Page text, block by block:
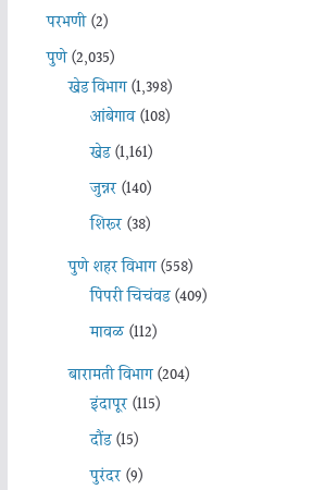
परभणी(2)
पुणे(2,035)
खेड विभाग(1,398)
आंबेगाव(108)
खेड(1,161)
जुन्नर(140)
शिरूर(38)
पुणे शहर विभाग(558)
पिंपरी चिचंवड(409)
मावळ(112)
बारामती विभाग(204)
इंदापूर(115)
दौंड(15)
पुरंदर(9)